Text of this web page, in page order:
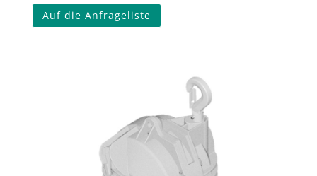
Auf die Anfrageliste